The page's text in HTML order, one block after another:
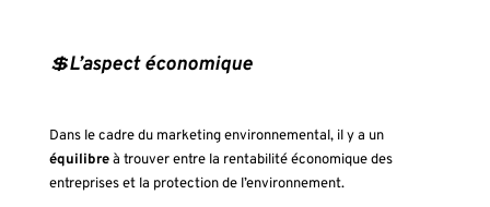
💲L’aspect économique
Dans le cadre du marketing environnemental, il y a un
équilibreà trouver entre la rentabilité économique des
entreprises et la protection de l’environnement.